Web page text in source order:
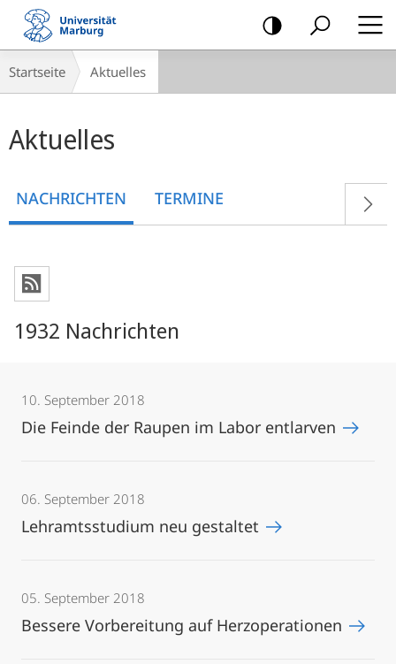
Mobile-
Navigation
Breadcrumb-
Navigation
Startseite Aktuelles
Aktuelles
NACHRICHTEN TERMINE
1932 Nachrichten
10. September 2018
Die Feinde der Raupen im Labor entlarven
06. September 2018
Lehramtsstudium neu gestaltet
05. September 2018
Bessere Vorbereitung auf Herzoperationen